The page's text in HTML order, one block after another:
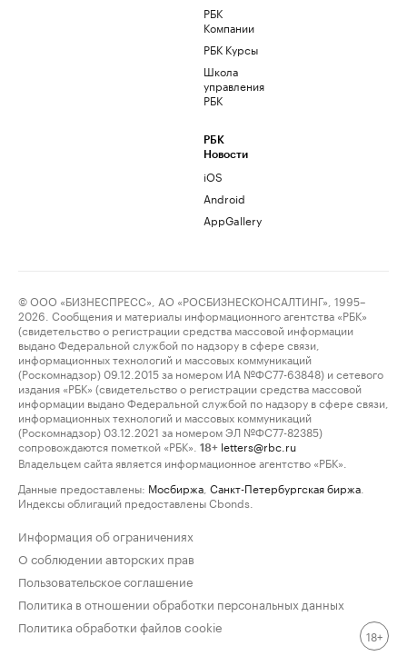
РБК
Компании
РБК Курсы
Школа
управления
РБК
РБК
Новости
iOS
Android
AppGallery
© ООО «БИЗНЕСПРЕСС», АО «РОСБИЗНЕСКОНСАЛТИНГ», 1995–
2026. Сообщения и материалы информационного агентства «РБК»
(свидетельство о регистрации средства массовой информации
выдано Федеральной службой по надзору в сфере связи,
информационных технологий и массовых коммуникаций
(Роскомнадзор) 09.12.2015 за номером ИА №ФС77-63848) и сетевого
издания «РБК» (свидетельство о регистрации средства массовой
информации выдано Федеральной службой по надзору в сфере связи,
информационных технологий и массовых коммуникаций
(Роскомнадзор) 03.12.2021 за номером ЭЛ №ФС77-82385)
сопровождаются пометкой «РБК».
18+ letters@rbc.ru
Владельцем сайта является информационное агентство «РБК».
Данные предоставлены: Мосбиржа Санкт-Петербургская биржа
Индексы облигаций предоставлены Cbonds.
Информация об ограничениях
О соблюдении авторских прав
Пользовательское соглашение
Политика в отношении обработки персональных данных
Политика обработки файлов cookie
18+